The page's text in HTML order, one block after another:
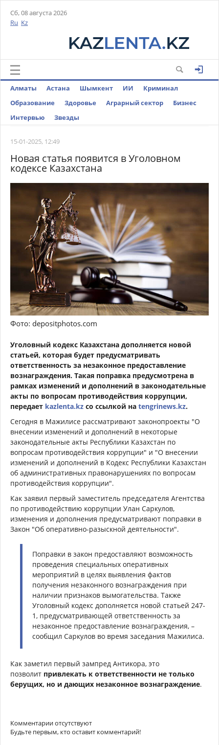
Сб, 08 августа 2026
Ru Kz
Алматы Астана Шымкент ИИ
Криминал
Образование
Здоровье Аграрный сектор
Бизнес
Интервью
Звезды
15-01-2025, 12:49
Новая статья появится в Уголовном
кодексе Казахстана
Фото: depositphotos.com
Уголовный кодекс Казахстана дополняется новой
статьей, которая будет предусматривать
ответственность за незаконное предоставление
вознаграждения. Такая поправка предусмотрена в
рамках изменений и дополнений в законодательные
акты по вопросам противодействия коррупции,
передает kazlenta.kz со ссылкой на tengrinews.kz.
Сегодня в Мажилисе рассматривают законопроекты "О
внесении изменений и дополнений в некоторые
законодательные акты Республики Казахстан по
вопросам противодействия коррупции" и "О внесении
изменений и дополнений в Кодекс Республики Казахстан
об административных правонарушениях по вопросам
противодействия коррупции".
Как заявил первый заместитель председателя Агентства
по противодействию коррупции Улан Саркулов,
изменения и дополнения предусматривают поправки в
Закон "Об оперативно-разыскной деятельности".
Поправки в закон предоставляют возможность
проведения специальных оперативных
мероприятий в целях выявления фактов
получения незаконного вознаграждения при
наличии признаков вымогательства. Также
Уголовный кодекс дополняется новой статьей 247-
1, предусматривающей ответственность за
незаконное предоставление вознаграждения, –
сообщил Саркулов во время заседания Мажилиса.
Как заметил первый зампред Антикора, это
позволит привлекать к ответственности не только
берущих, но и дающих незаконное вознаграждение.
Комментарии отсутствуют
Будьте первым, кто оставит комментарий!